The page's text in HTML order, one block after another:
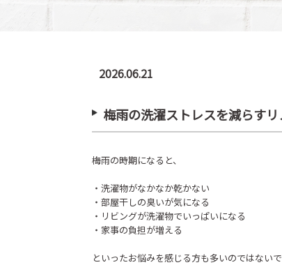
2026.06.21
梅雨の洗濯ストレスを減らす
梅雨の時期になると、
・洗濯物がなかなか乾かない
・部屋干しの臭いが気になる
・リビングが洗濯物でいっぱいになる
・家事の負担が増える
といったお悩みを感じる方も多いのではない